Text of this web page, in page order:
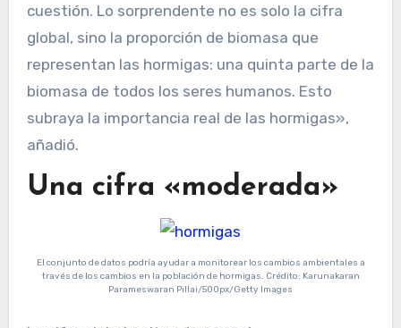
cuestión. Lo sorprendente no es solo la cifra
global, sino la proporción de biomasa que
representan las hormigas: una quinta parte de la
biomasa de todos los seres humanos. Esto
subraya la importancia real de las hormigas»,
añadió.
Una cifra «moderada»
El conjunto de datos podría ayudar a monitorear los cambios ambientales a
través de los cambios en la población de hormigas. Crédito: Karunakaran
Parameswaran Pillai/500px/Getty Images